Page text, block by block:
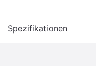
Spezifikationen